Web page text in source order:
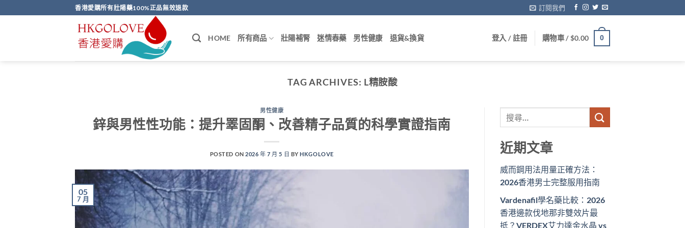
to
香港愛購所有壯陽藥100%正品無效退款 訂閱我們
HOME 所有商品 壯陽補腎 迷情春藥 男性健康 退貨&換貨 登入 / 註冊 購物車 /$0.00 0
TAG ARCHIVES: L精胺酸
男性健康
鋅與男性性功能：提升睪固酮、改善精子品質的科學實證指南
POSTED ON2026 年 7 月 5 日 BYHKGOLOVE
05
7 月
近期文章
威而鋼用法用量正確方法：
2026香港男士完整服用指南
Vardenafil學名藥比較：2026
香港邊款伐地那非雙效片最
抵？VERDEX艾力達金水晶 vs